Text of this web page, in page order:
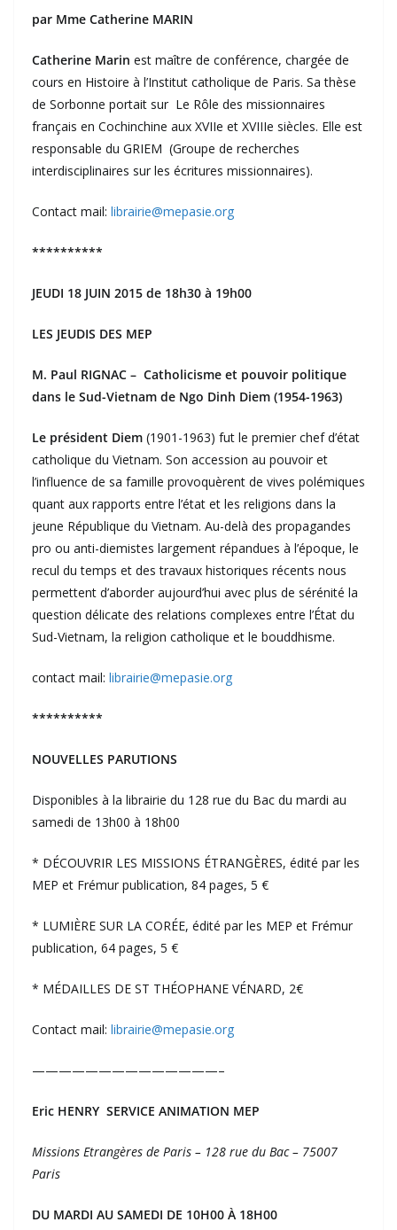
par Mme Catherine MARIN
Catherine Marin est maître de conférence, chargée de
cours en Histoire à l’Institut catholique de Paris. Sa thèse
de Sorbonne portait sur Le Rôle des missionnaires
français en Cochinchine aux XVIIe et XVIIIe siècles. Elle est
responsable du GRIEM (Groupe de recherches
interdisciplinaires sur les écritures missionnaires).
Contact mail: librairie@mepasie.org
**********
JEUDI 18 JUIN 2015 de 18h30 à 19h00
LES JEUDIS DES MEP
M. Paul RIGNAC – Catholicisme et pouvoir politique
dans le Sud-Vietnam de Ngo Dinh Diem (1954-1963)
Le président Diem (1901-1963) fut le premier chef d’état
catholique du Vietnam. Son accession au pouvoir et
l’influence de sa famille provoquèrent de vives polémiques
quant aux rapports entre l’état et les religions dans la
jeune République du Vietnam. Au-delà des propagandes
pro ou anti-diemistes largement répandues à l’époque, le
recul du temps et des travaux historiques récents nous
permettent d’aborder aujourd’hui avec plus de sérénité la
question délicate des relations complexes entre l’État du
Sud-Vietnam, la religion catholique et le bouddhisme.
contact mail: librairie@mepasie.org
**********
NOUVELLES PARUTIONS
Disponibles à la librairie du 128 rue du Bac du mardi au
samedi de 13h00 à 18h00
* DÉCOUVRIR LES MISSIONS ÉTRANGÈRES, édité par les
MEP et Frémur publication, 84 pages, 5 €
* LUMIÈRE SUR LA CORÉE, édité par les MEP et Frémur
publication, 64 pages, 5 €
* MÉDAILLES DE ST THÉOPHANE VÉNARD, 2€
Contact mail: librairie@mepasie.org
——————————————–
Eric HENRY SERVICE ANIMATION MEP
Missions Etrangères de Paris – 128 rue du Bac – 75007
Paris
DU MARDI AU SAMEDI DE 10H00 À 18H00